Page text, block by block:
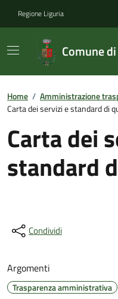
Regione Liguria
Comune
Home / Amministrazione
Carta dei servizi e standard di
Carta dei
standard
Condividi
Argomenti
Trasparenza amministrativa